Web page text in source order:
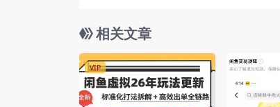
相关文章
VIP